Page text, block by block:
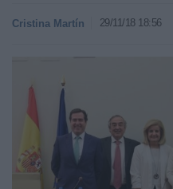
Cristina Martín 29/11/18 18:56